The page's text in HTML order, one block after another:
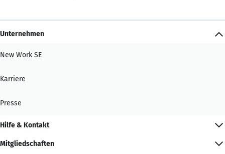
Unternehmen
New Work SE
Karriere
Presse
Hilfe & Kontakt
Mitgliedschaften